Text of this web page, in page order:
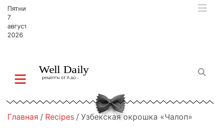
Пятница,
7
августа,
2026
Главная Recipes Узбекская окрошка «Чалоп»